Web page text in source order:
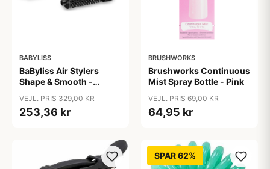
BABYLISS
BaByliss Air Stylers
Shape & Smooth -
VEJL. PRIS 329,00 KR
253,36 kr
BRUSHWORKS
Brushworks Continuous
Mist Spray Bottle - Pink
VEJL. PRIS 69,00 KR
64,95 kr
SPAR 62%